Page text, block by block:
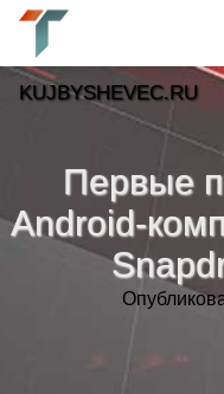
Первые
Android-
KUJBYSHEVEC.RU
Новости»
Тренды новостей
Рубрики»